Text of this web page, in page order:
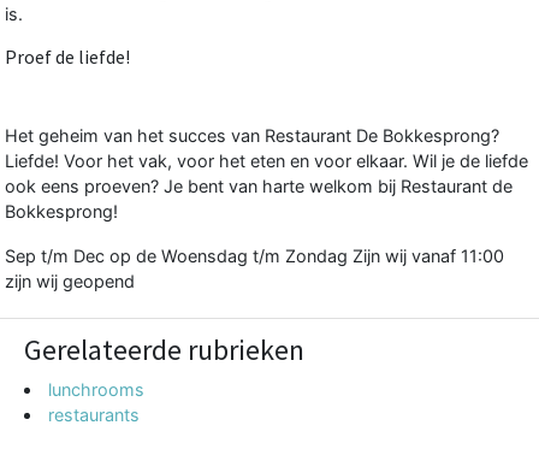
is.
Proef de liefde!
Het geheim van het succes van Restaurant De Bokkesprong?
Liefde! Voor het vak, voor het eten en voor elkaar. Wil je de liefde
ook eens proeven? Je bent van harte welkom bij Restaurant de
Bokkesprong!
Sep t/m Dec op de Woensdag t/m Zondag Zijn wij vanaf 11:00
zijn wij geopend
Gerelateerde rubrieken
lunchrooms
restaurants